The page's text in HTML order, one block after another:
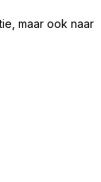
maar ook naar